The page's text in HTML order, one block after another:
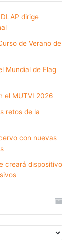
dirige
de Verano de
Mundial de Flag
el MUTVI 2026
retos de la
con nuevas
creará dispositivo